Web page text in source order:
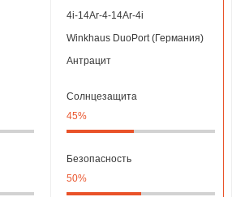
4і-14Ar-4-14Ar-4i
Winkhaus DuoPort (Германия)
Антрацит
Солнцезащита
45%
Безопасность
50%